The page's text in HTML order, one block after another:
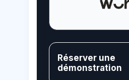
Réserver une
démonstration